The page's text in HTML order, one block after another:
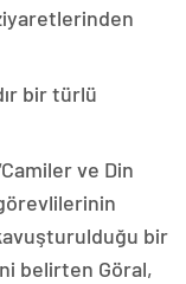
bir türlü
ve Din
bir
belirten Göral,